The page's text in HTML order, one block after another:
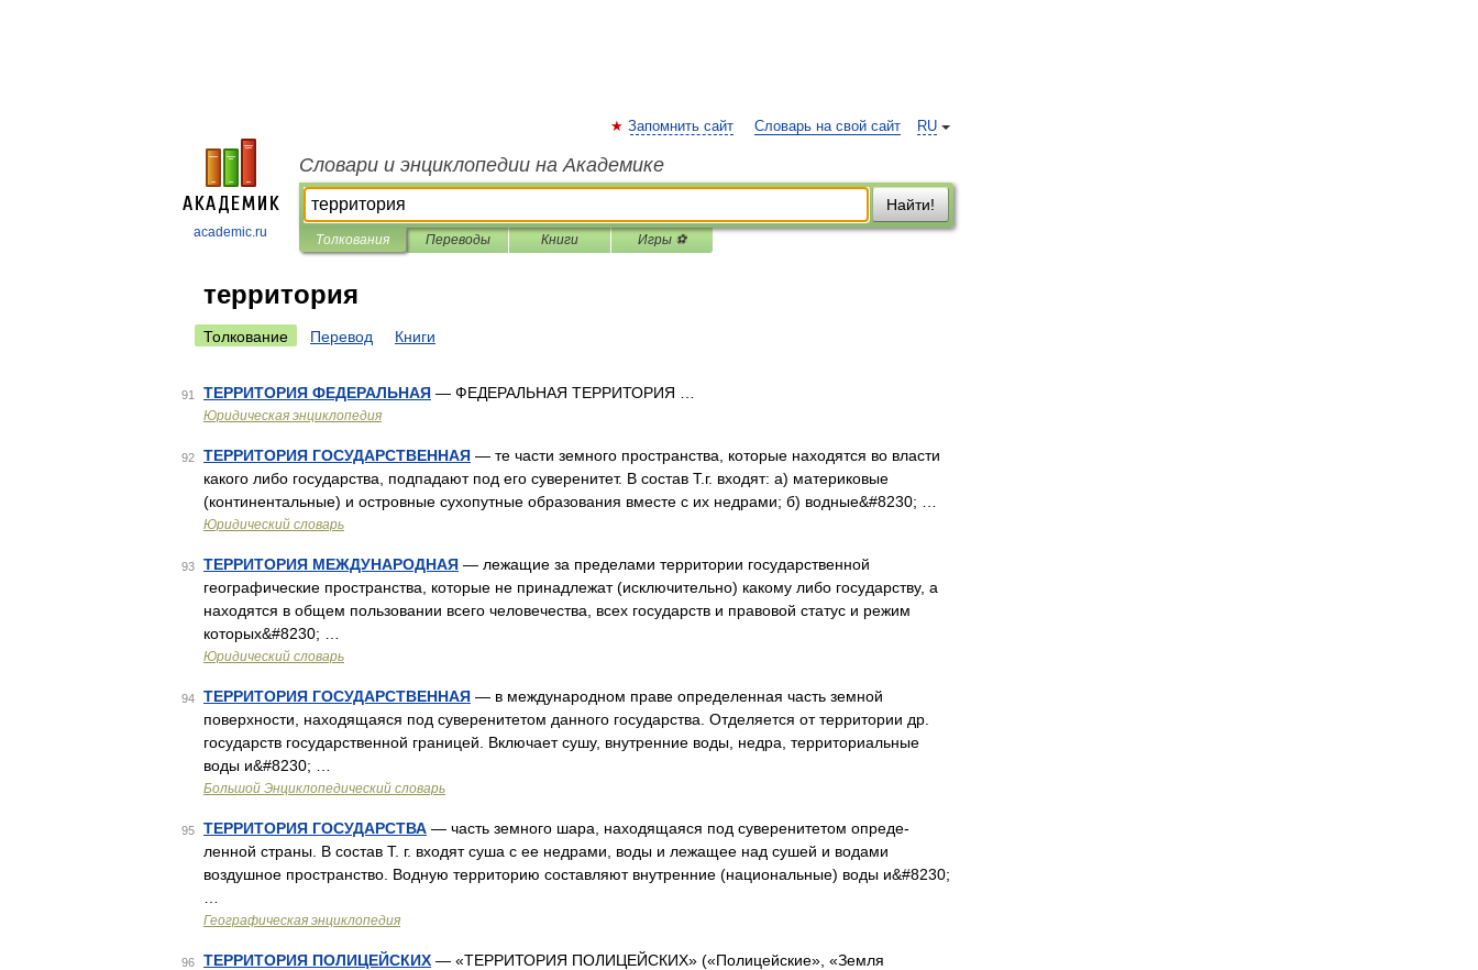
academic.ru
RU
Запомнить сайт Словарь на свой сайт
Словари и энциклопедии на Академике
Найти!
Толкования Переводы Книги Игры ⚽
территория
Толкование Перевод Книги
91 ТЕРРИТОРИЯ ФЕДЕРАЛЬНАЯ — ФЕДЕРАЛЬНАЯ ТЕРРИТОРИЯ …
Юридическая энциклопедия
92 ТЕРРИТОРИЯ ГОСУДАРСТВЕННАЯ — те части земного пространства, которые находятся во власти
какого либо государства, подпадают под его суверенитет. В состав Т.г. входят: а) материковые
(континентальные) и островные сухопутные образования вместе с их недрами; б) водные&#8230; …
Юридический словарь
93 ТЕРРИТОРИЯ МЕЖДУНАРОДНАЯ — лежащие за пределами территории государственной
географические пространства, которые не принадлежат (исключительно) какому либо государству, а
находятся в общем пользовании всего человечества, всех государств и правовой статус и режим
которых&#8230; …
Юридический словарь
94 ТЕРРИТОРИЯ ГОСУДАРСТВЕННАЯ — в международном праве определенная часть земной
поверхности, находящаяся под суверенитетом данного государства. Отделяется от территории др.
государств государственной границей. Включает сушу, внутренние воды, недра, территориальные
воды и&#8230; …
Большой Энциклопедический словарь
95 ТЕРРИТОРИЯ ГОСУДАРСТВА — часть земного шара, находящаяся под суверенитетом опреде­
ленной страны. В состав Т. г. входят суша с ее недрами, воды и лежащее над сушей и водами
воздушное пространство. Водную территорию составляют внутренние (национальные) воды и&#8230;
Географическая энциклопедия
96 ТЕРРИТОРИЯ ПОЛИЦЕЙСКИХ — «ТЕРРИТОРИЯ ПОЛИЦЕЙСКИХ» («Полицейские», «Земля